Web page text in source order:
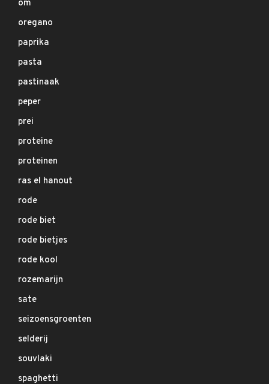
om
oregano
paprika
pasta
pastinaak
peper
prei
proteine
proteinen
ras el hanout
rode
rode biet
rode bietjes
rode kool
rozemarijn
sate
seizoensgroenten
selderij
souvlaki
spaghetti